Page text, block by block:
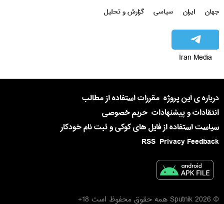
جهان ایران سیاسی گزارش و تحلیل
Iran Media
درباره ی این پروژه مقررات استفاده از مطالب
انتقادات و پیشنهادات حریم خصوصی
سیاست استفاده از فایل های کوکی و ثبت نام خودکار
Privacy Feedback
RSS
© 2026 Sputnik همه حقوق محفوظ است 18+